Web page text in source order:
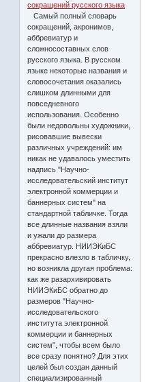
сокращений русского языка
Самый полный словарь
сокращений, акронимов,
аббревиатур и
сложносоставных слов
русского языка. В русском
языке некоторые названия и
словосочетания оказались
слишком длинными для
повседневного
использования. Особенно
были недовольны художники,
рисовавшие вывески
различных учреждений: им
никак не удавалось уместить
надпись "Научно-
исследовательский институт
электронной коммерции и
баннерных систем" на
стандартной табличке. Тогда
все длинные названия взяли
и ужали до размера
аббревиатур. НИИЭКиБС
прекрасно влезло в табличку,
но возникла другая проблема:
как же разархивировать
НИИЭКиБС обратно до
размеров "Научно-
исследовательского
института электронной
коммерции и баннерных
систем", чтобы всем было
все сразу понятно? Для этих
целей был создан данный
специализированный